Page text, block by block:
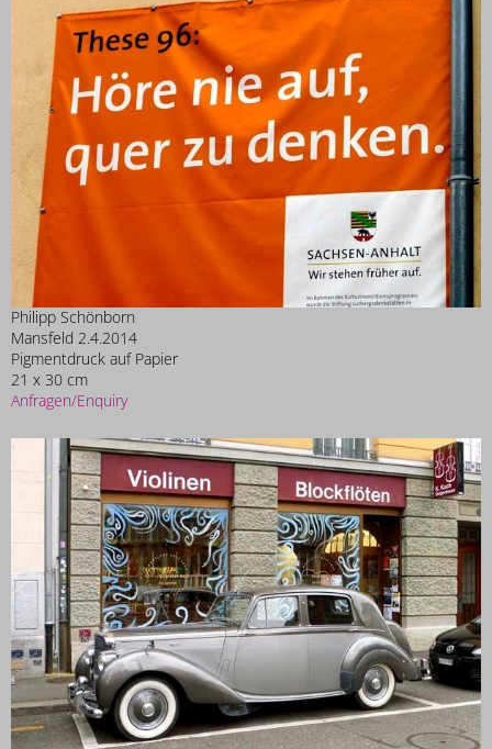
Philipp Schönborn
Mansfeld 2.4.2014
Pigmentdruck auf Papier
21 x 30 cm
Anfragen/Enquiry